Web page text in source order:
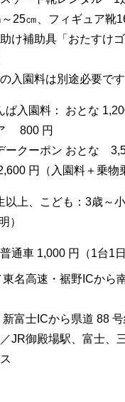
25㎝、フィギュア靴
け補助具「おたすけ
入園料は別途必要です
ぱ入園料： おとな
800 円
ークーポン おとな
円（入園料＋乗物
上、こども：3歳～小
）
通車 1,000 円（1台1日
名高速・裾野ICから
新富士ICから県道 88
JR御殿場駅、富士、